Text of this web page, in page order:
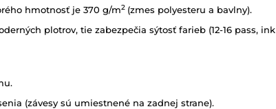
hmotnosť je 370 g/m2 (zmes polyesteru a bavlny).
plotrov, tie zabezpečia sýtosť farieb (12-16 pass, ink
(závesy sú umiestnené na zadnej strane).